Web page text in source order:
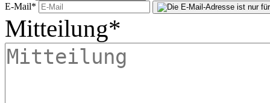
E-Mail*
Mitteilung*